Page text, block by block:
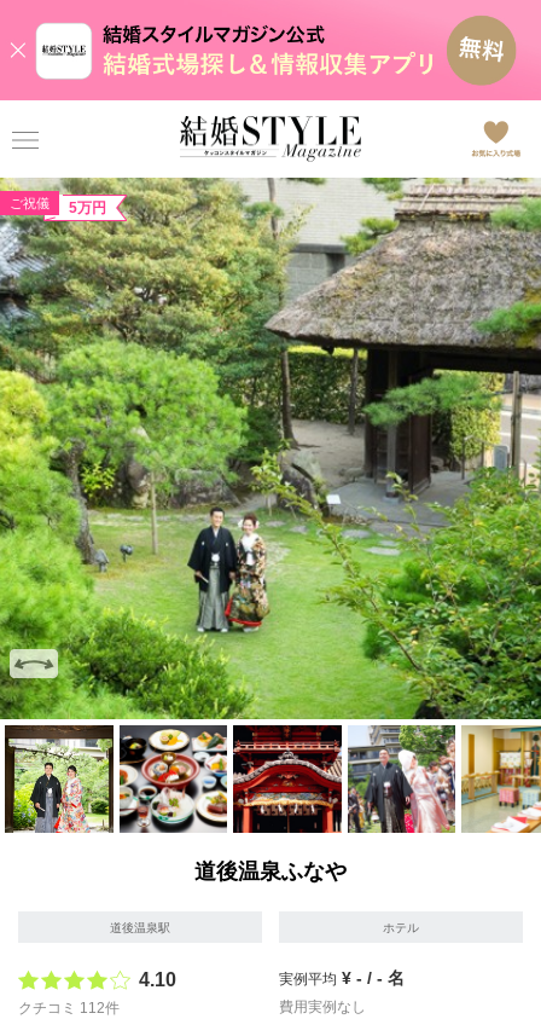
ご祝儀 5万円
道後温泉ふなや
道後温泉駅 ホテル
4.10
クチコミ 112件
実例平均 ¥ - / - 名
費用実例なし